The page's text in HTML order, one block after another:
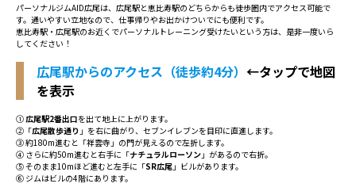
パーソナルジムAID広尾は、広尾駅と恵比寿駅のどちらからも徒歩圏内でアクセス可能で
す。通いやすい立地なので、仕事帰りやお出かけついでにも便利です。
恵比寿駅・広尾駅のお近くでパーソナルトレーニング受けたいという方は、是非一度いら
してください！
広尾駅からのアクセス（徒歩約4分） ←タップで地図
を表示
① 広尾駅2番出口を出て地上に上がります。
②「広尾散歩通り 」を右に曲がり、セブンイレブンを目印に直進します。
③ 約180m進むと「祥雲寺」の門が見えるので左折します。
④ さらに約50m進むと右手に「ナチュラルローソン 」があるので右折。
⑤ そのまま10mほど進むと左手に「SR広尾 」ビルがあります。
⑥ ジムはビルの4階にあります。